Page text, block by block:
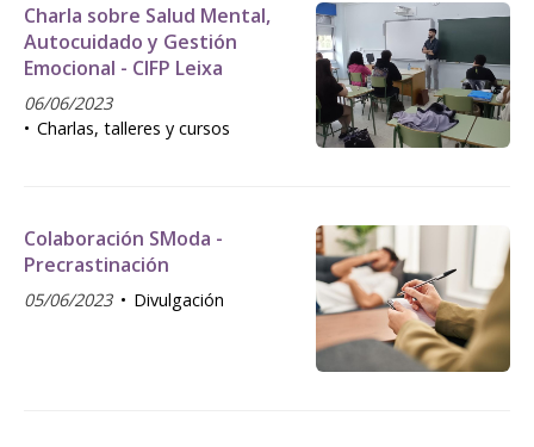
Charla sobre Salud Mental,
Autocuidado y Gestión
Emocional - CIFP Leixa
06/06/2023
Charlas, talleres y cursos
Colaboración SModa -
Precrastinación
05/06/2023 Divulgación